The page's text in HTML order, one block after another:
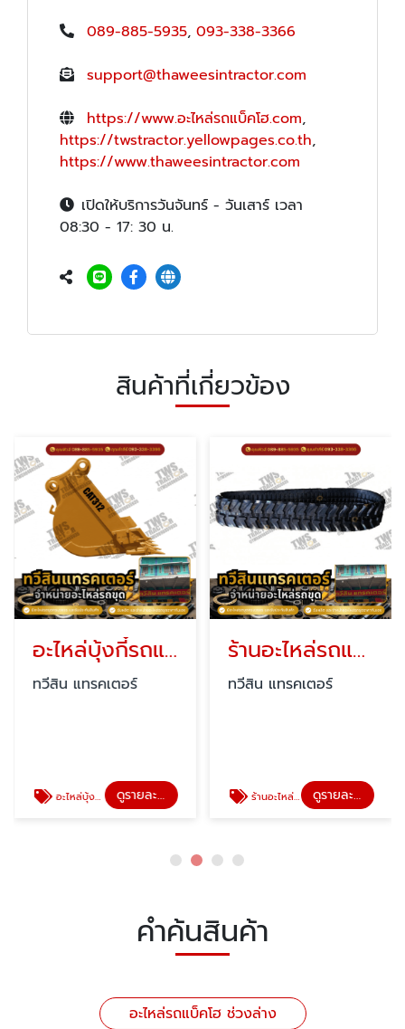
089-885-5935, 093-338-3366
support@thaweesintractor.com
https://www.อะไหล่รถแบ็คโฮ.com,
https://twstractor.yellowpages.co.th,
https://www.thaweesintractor.com
เปิดให้บริการวันจันทร์ - วันเสาร์ เวลา
08:30 - 17: 30 น.
สินค้าที่เกี่ยวข้อง
อะไหล่บุ้งกี๋รถแบ็คโฮ
ทวีสิน แทรคเตอร์
อะไหล่บุ้งกี๋แบ็คโฮ ดูรายละเอียด
ร้านอะไหล่รถแบ็คโฮ ปทุมธานี
ทวีสิน แทรคเตอร์
ร้านอะไหล่รถแบ็คโฮ ปทุมธานี ดูรายละเอียด
คำค้นสินค้า
อะไหล่รถแบ็คโฮ ช่วงล่าง